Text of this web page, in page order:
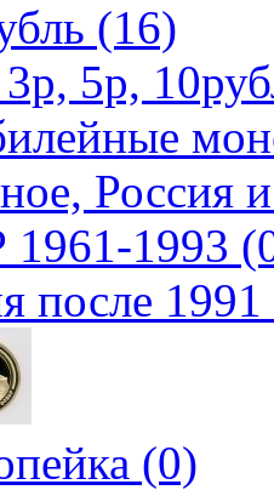
(16)
5р,
Россия
1993
после
(0)